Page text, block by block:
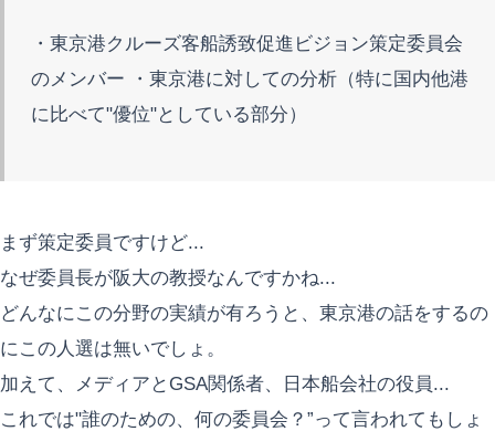
・東京港クルーズ客船誘致促進ビジョン策定委員会
のメンバー ・東京港に対しての分析（特に国内他港
に比べて"優位"としている部分）
まず策定委員ですけど...
なぜ委員長が阪大の教授なんですかね...
どんなにこの分野の実績が有ろうと、東京港の話をするの
にこの人選は無いでしょ。
加えて、メディアとGSA関係者、日本船会社の役員...
これでは"誰のための、何の委員会？”って言われてもしょ